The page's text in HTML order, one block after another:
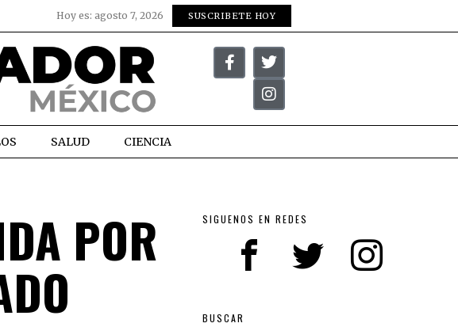
Hoy es: agosto 7, 2026 SUSCRIBETE HOY
SALUD CIENCIA
POR SIGUENOS EN REDES
BUSCAR